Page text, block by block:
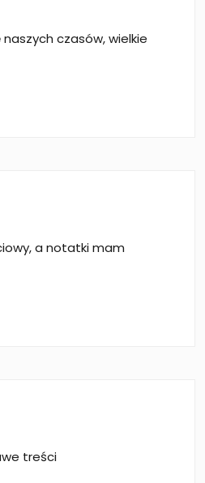
czasów, wielkie
a notatki mam
treści